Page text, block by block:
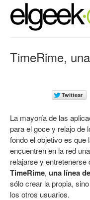
TimeRime,
La mayoría de las
para el goce y relajo de
fondo el objetivo es
encuentren en la red
relajarse y
TimeRime, una línea
sólo crear la propia,
los otros usuarios.